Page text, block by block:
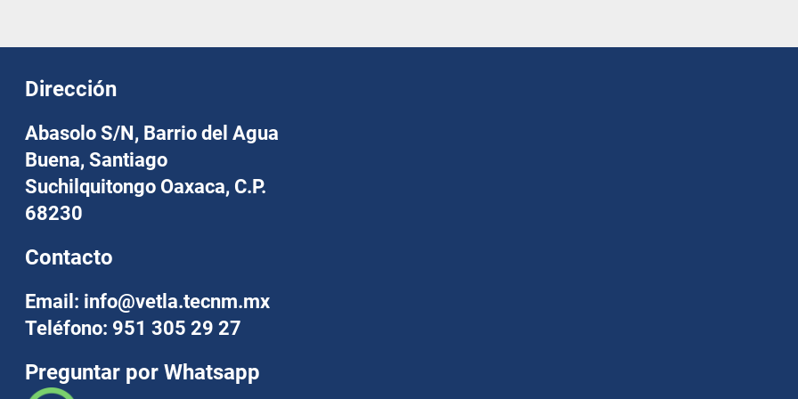
Dirección
Abasolo S/N, Barrio del Agua
Buena, Santiago
Suchilquitongo Oaxaca, C.P.
68230
Contacto
Email: info@vetla.tecnm.mx
Teléfono: 951 305 29 27
Preguntar por Whatsapp